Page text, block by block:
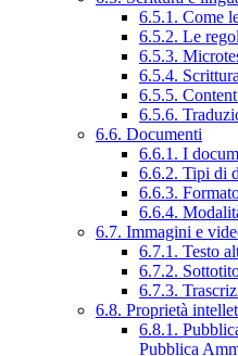
6.5.1. Come
6.5.2. Le
6.5.3.
6.5.4.
6.5.5.
6.5.6.
6.6. Documenti
6.6.1. I
6.6.2. Tipi di
6.6.3.
6.6.4.
6.7. Immagini e
6.7.1. Testo
6.7.2.
6.7.3.
6.8. Proprietà
6.8.1.
Pubblica